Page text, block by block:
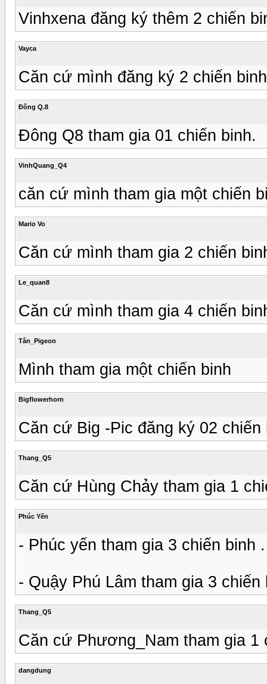
Vinhxena đăng ký thêm 2 chiến
Vayca
Căn cứ mình đăng ký 2 chiến
Đông Q.8
Đông Q8 tham gia 01 chiến binh.
VinhQuang_Q4
căn cứ mình tham gia một chiến
Mario Vo
Căn cứ mình tham gia 2 chiến
Le_quan8
Căn cứ mình tham gia 4 chiến
Tân_Pigeon
Mình tham gia một chiến binh
Bigflowerhorn
Căn cứ Big -Pic đăng ký 02 chiến
Thang_Q5
Căn cứ Hùng Chảy tham gia 1
Phúc Yến
- Phúc yến tham gia 3 chiến binh .
- Quậy Phú Lâm tham gia 3 chiến
Thang_Q5
Căn cứ Phương_Nam tham gia 1
dangdung